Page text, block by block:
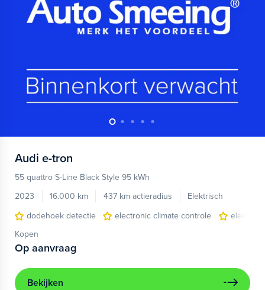
Audi e-tron
55 quattro S-Line Black Style 95 kWh
2023
16.000 km 437 km actieradius
Elektrisch
dodehoek detectie
electronic climate controle
Kopen
Op aanvraag
Bekijken